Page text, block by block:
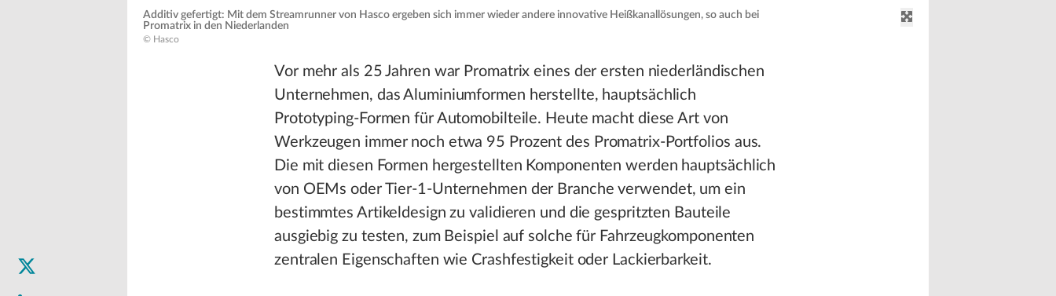
Additiv gefertigt: Mit dem Streamrunner von Hasco ergeben sich immer wieder andere innovative Heißkanallösungen, so auch bei
Promatrix in den Niederlanden
© Hasco
Vor mehr als 25 Jahren war Promatrix eines der ersten niederländischen
Unternehmen, das Aluminiumformen herstellte, hauptsächlich
Prototyping-Formen für Automobilteile. Heute macht diese Art von
Werkzeugen immer noch etwa 95 Prozent des Promatrix-Portfolios aus.
Die mit diesen Formen hergestellten Komponenten werden hauptsächlich
von OEMs oder Tier-1-Unternehmen der Branche verwendet, um ein
bestimmtes Artikeldesign zu validieren und die gespritzten Bauteile
ausgiebig zu testen, zum Beispiel auf solche für Fahrzeugkomponenten
zentralen Eigenschaften wie Crashfestigkeit oder Lackierbarkeit.